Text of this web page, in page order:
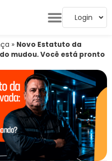
Login
» Novo Estatuto da
mudou. Você está pronto